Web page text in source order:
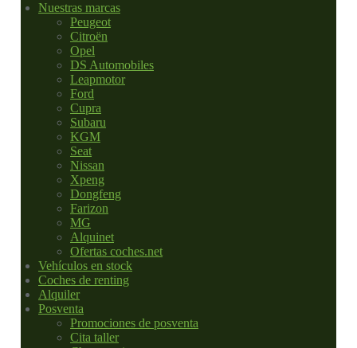
Nuestras marcas
Peugeot
Citroën
Opel
DS Automobiles
Leapmotor
Ford
Cupra
Subaru
KGM
Seat
Nissan
Xpeng
Dongfeng
Farizon
MG
Alquinet
Ofertas coches.net
Vehículos en stock
Coches de renting
Alquiler
Posventa
Promociones de posventa
Cita taller